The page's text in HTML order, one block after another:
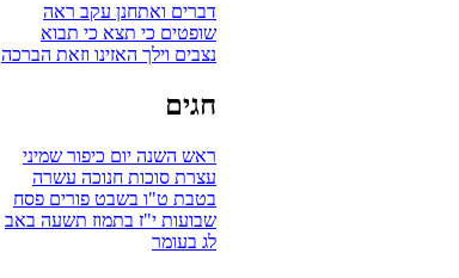
דברים ואתחנן עקב ראה
שופטים כי תצא כי תבוא
נצבים וילך האזינו וזאת הברכה
חגים
ראש השנה יום כיפור שמיני
עצרת סוכות חנוכה עשרה
בטבת ט"ו בשבט פורים פסח
שבועות י"ז בתמוז תשעה באב
לג בעומר